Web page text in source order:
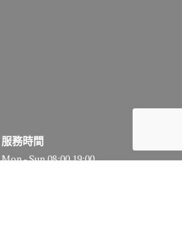
服務時間
Mon - Sun 08:00 19:00